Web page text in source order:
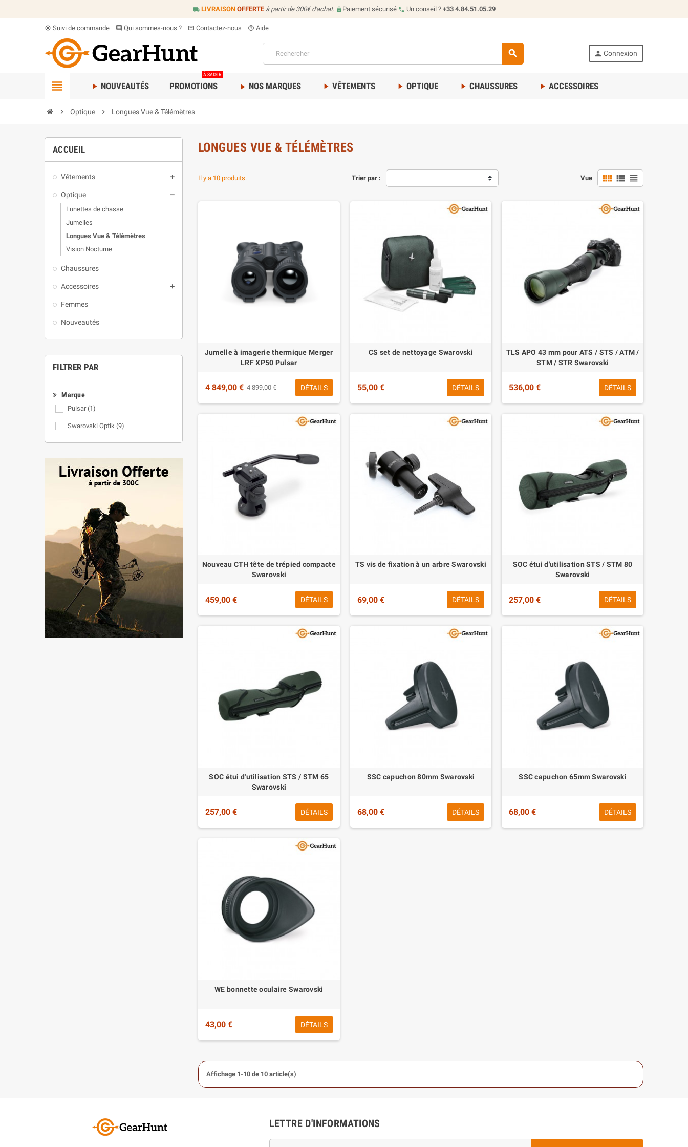
local_shippingLIVRAISON OFFERTE à partir de 300€ d'achat. lock Paiement sécurisé call Un conseil ? +33 4.84.51.05.29
my_location Suivi de commande comment Qui sommes-nous ? mail_outline Contactez-nous help_outline Aide
search person Connexion
view_headline play_arrow NOUVEAUTÉS PROMOTIONS
À SAISIR
play_arrow NOS MARQUES play_arrow VÊTEMENTS play_arrow OPTIQUE play_arrow CHAUSSURES play_arrow ACCESSOIRES
chevron_right Optique chevron_right Longues Vue & Télémètres
ACCUEIL
Vêtements add
Optique remove
Lunettes de chasse
Jumelles
Longues Vue & Télémètres
Vision Nocturne
Chaussures
Accessoires add
Femmes
Nouveautés
FILTRER PAR
Marque
Pulsar (1)
Swarovski Optik (9)
LONGUES VUE & TÉLÉMÈTRES
Trier par : Vue view_comfy view_list view_headline
Il y a 10 produits.
Jumelle à imagerie thermique Merger
LRF XP50 Pulsar
4 849,00 € 4 899,00 € DÉTAILS
CS set de nettoyage Swarovski
55,00 € DÉTAILS
TLS APO 43 mm pour ATS / STS / ATM /
STM / STR Swarovski
536,00 € DÉTAILS
Nouveau CTH tête de trépied compacte
Swarovski
459,00 € DÉTAILS
TS vis de fixation à un arbre Swarovski
69,00 € DÉTAILS
SOC étui d'utilisation STS / STM 80
Swarovski
257,00 € DÉTAILS
SOC étui d'utilisation STS / STM 65
Swarovski
257,00 € DÉTAILS
SSC capuchon 80mm Swarovski
68,00 € DÉTAILS
SSC capuchon 65mm Swarovski
68,00 € DÉTAILS
WE bonnette oculaire Swarovski
43,00 € DÉTAILS
Affichage 1-10 de 10 article(s)
LETTRE D'INFORMATIONS